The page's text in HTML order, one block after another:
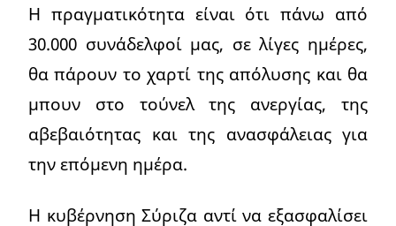
Η πραγματικότητα είναι ότι πάνω από
30.000 συνάδελφοί μας, σε λίγες ημέρες,
θα πάρουν το χαρτί της απόλυσης και θα
μπουν στο τούνελ της ανεργίας, της
αβεβαιότητας και της ανασφάλειας για
την επόμενη ημέρα.
Η κυβέρνηση Σύριζα αντί να εξασφαλίσει